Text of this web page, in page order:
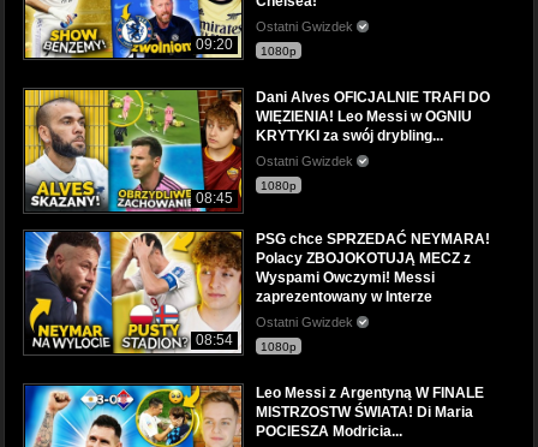
09:20
Ostatni Gwizdek
1080p
08:45
Dani Alves OFICJALNIE TRAFI DO
WIĘZIENIA! Leo Messi w OGNIU
KRYTYKI za swój drybling...
Ostatni Gwizdek
1080p
08:54
PSG chce SPRZEDAĆ NEYMARA!
Polacy ZBOJOKOTUJĄ MECZ z
Wyspami Owczymi! Messi
zaprezentowany w Interze
Ostatni Gwizdek
1080p
Leo Messi z Argentyną W FINALE
MISTRZOSTW ŚWIATA! Di Maria
POCIESZA Modricia...